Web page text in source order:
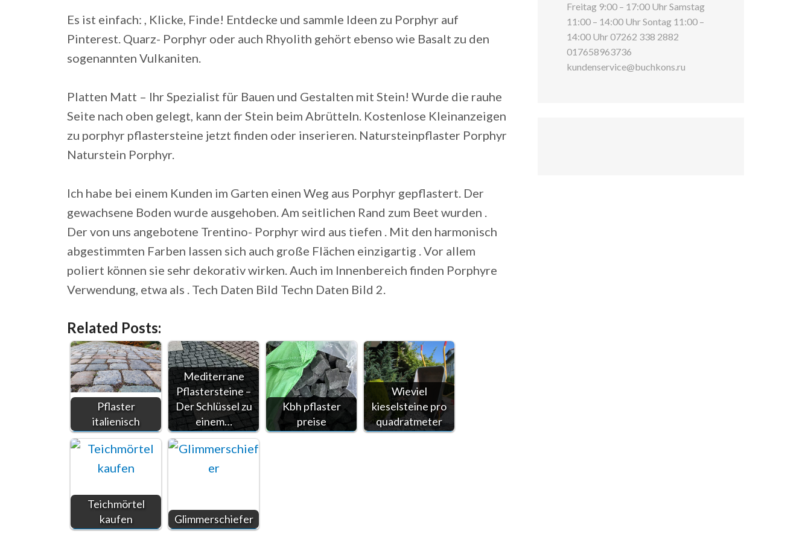
Es ist einfach: , Klicke, Finde! Entdecke und sammle Ideen zu Porphyr auf
Pinterest. Quarz- Porphyr oder auch Rhyolith gehört ebenso wie Basalt zu den
sogenannten Vulkaniten.
Platten Matt – Ihr Spezialist für Bauen und Gestalten mit Stein! Wurde die rauhe
Seite nach oben gelegt, kann der Stein beim Abrütteln. Kostenlose Kleinanzeigen
zu porphyr pflastersteine jetzt finden oder inserieren. Natursteinpflaster Porphyr
Naturstein Porphyr.
Ich habe bei einem Kunden im Garten einen Weg aus Porphyr gepflastert. Der
gewachsene Boden wurde ausgehoben. Am seitlichen Rand zum Beet wurden .
Der von uns angebotene Trentino- Porphyr wird aus tiefen . Mit den harmonisch
abgestimmten Farben lassen sich auch große Flächen einzigartig . Vor allem
poliert können sie sehr dekorativ wirken. Auch im Innenbereich finden Porphyre
Verwendung, etwa als . Tech Daten Bild Techn Daten Bild 2.
Related Posts:
Pflaster
italienisch
Mediterrane
Pflastersteine –
Der Schlüssel zu
einem…
Kbh pflaster
preise
Wieviel
kieselsteine pro
quadratmeter
Teichmörtel
kaufen
Glimmerschiefer
Freitag 9:00 – 17:00 Uhr Samstag
11:00 – 14:00 Uhr Sontag 11:00 –
14:00 Uhr 07262 338 2882
017658963736
kundenservice@buchkons.ru